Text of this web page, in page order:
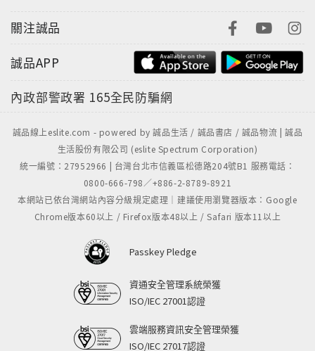
關注誠品
誠品APP
內政部警政署 165全民防騙網
誠品線上eslite.com - powered by 誠品生活 / 誠品書店 / 誠品物流 | 誠品
生活股份有限公司 (eslite Spectrum Corporation)
統一編號：27952966 | 台灣台北市信義區松德路204號B1 服務電話：
0800-666-798／+886-2-8789-8921
本網站已依台灣網站內容分級規定處理｜建議使用瀏覽器版本：Google
Chrome版本60以上 / Firefox版本48以上 / Safari 版本11以上
Passkey Pledge
資通安全管理系統榮獲
ISO/IEC 27001認證
雲端服務資訊安全管理榮獲
ISO/IEC 27017認證